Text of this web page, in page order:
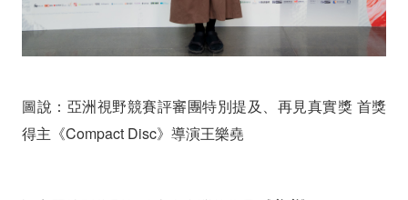
圖說：亞洲視野競賽評審團特別提及、再見真實獎 首獎
得主《Compact Disc》導演王樂堯